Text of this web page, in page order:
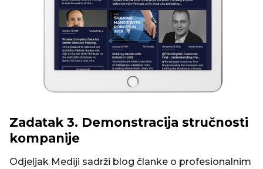
Zadatak 3. Demonstracija stručnosti
kompanije
Odjeljak Mediji sadrži blog članke o profesionalnim